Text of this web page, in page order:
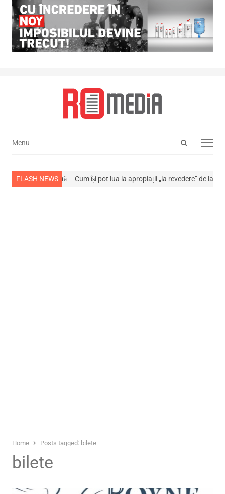
Open
Menu
Menu
FLASH NEWS
din viață Cum își pot lua la apropiații „la revedere” de la… NEWS
Home Posts tagged: bilete
bilete